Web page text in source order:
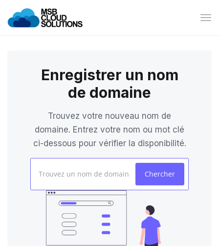
Enregistrer un nom
de domaine
Trouvez votre nouveau nom de
domaine. Entrez votre nom ou mot clé
ci-dessous pour vérifier la disponibilité.
Chercher